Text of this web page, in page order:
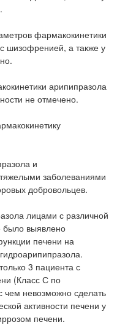
фармакокинетики
шизофренией, а также у
арипипразола
не отмечено.
и
заболеваниями
добровольцев.
лицами с различной
было выявлено
печени на
3 пациента с
(Класс С по
чем невозможно сделать
активности печени у
печени.